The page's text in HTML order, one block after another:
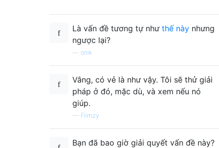
Là vấn đề tương tự như thế này nhưng
ngược lại?
onik
Vâng, có vẻ là như vậy. Tôi sẽ thử giải
pháp ở đó, mặc dù, và xem nếu nó
giúp.
— Flimzy
Bạn đã bao giờ giải quyết vấn đề này?